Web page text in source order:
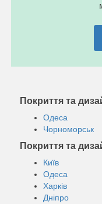
Покриття та
Одеса
Чорноморськ
Покриття та
Київ
Одеса
Харків
Дніпро